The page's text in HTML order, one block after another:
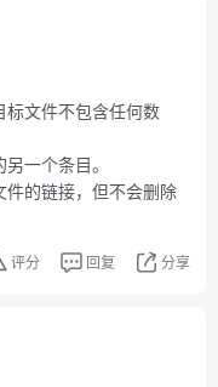
标文件不包含任何数
一个条目。
的链接，但不会删除
评分 回复 分享